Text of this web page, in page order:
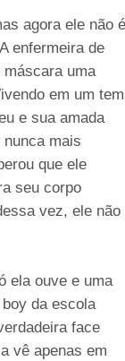
agora ele não é
enfermeira de
uma
em um
e sua amada
mais
que ele
seu corpo
vez, ele não
ela ouve e uma
da escola
face
vê apenas em